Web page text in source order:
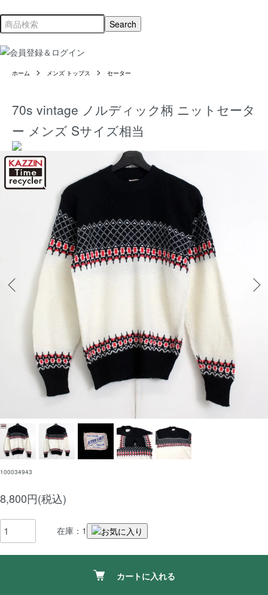
ホーム メンズ トップス セーター
70s vintage ノルディック柄 ニットセータ
ー メンズ Sサイズ相当
100034943
8,800円(税込)
在庫：1
カートに入れる